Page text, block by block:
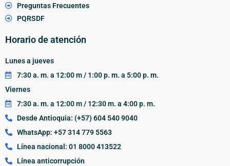
Preguntas Frecuentes
PQRSDF
Horario de atención
Lunes a jueves
7:30 a. m. a 12:00 m / 1:00 p. m. a 5:00 p. m.
Viernes
7:30 a. m. a 12:00 m / 12:30 m. a 4:00 p. m.
Desde Antioquia: (+57) 604 540 9040
WhatsApp: +57 314 779 5563
Línea nacional: 01 8000 413522
Línea anticorrupción